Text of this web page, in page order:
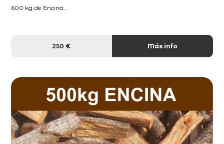
600 kg de Encina...
250 € Más info